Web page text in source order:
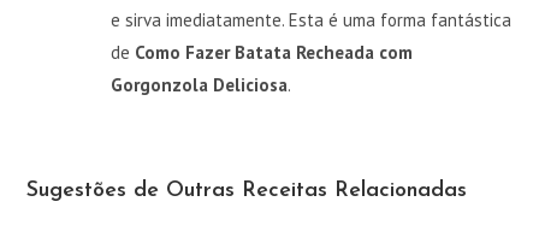
e sirva imediatamente. Esta é uma forma fantástica
de Como Fazer Batata Recheada com
Gorgonzola Deliciosa.
Sugestões de Outras Receitas Relacionadas